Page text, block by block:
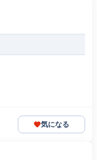
気になる